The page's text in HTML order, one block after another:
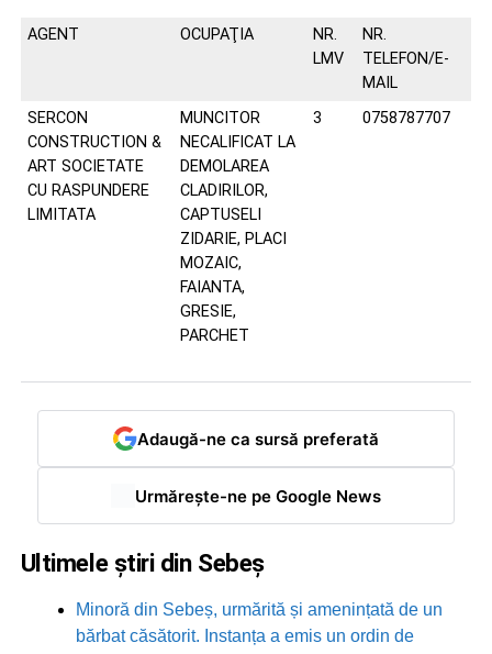
AGENT OCUPAŢIA
NR.
LMV
NR.
TELEFON/E-
MAIL
SERCON
CONSTRUCTION &
ART SOCIETATE
CU RASPUNDERE
LIMITATA
MUNCITOR
NECALIFICAT LA
DEMOLAREA
CLADIRILOR,
CAPTUSELI
ZIDARIE, PLACI
MOZAIC,
FAIANTA,
GRESIE,
PARCHET
3 0758787707
Adaugă-ne ca sursă preferată
Urmărește-ne pe Google News
Ultimele știri din Sebeș
Minoră din Sebeș, urmărită și amenințată de un
bărbat căsătorit. Instanța a emis un ordin de